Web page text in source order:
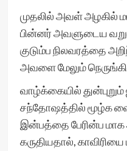
முதலில் அவள் அழகில்
பின்னர் அவளுடைய
குடும்ப நிலவரத்தை
அவளை மேலும்
வாழ்க்கையில்
சந்தோஷத்தில் மூழ்க
இன்பத்தை பேரின்ப மாக
கருதியதால்,